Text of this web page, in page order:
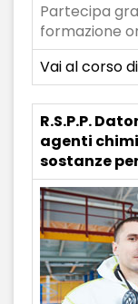
Partecipa
formazione
Vai al corso
R.S.P.P.
agenti
sostanze